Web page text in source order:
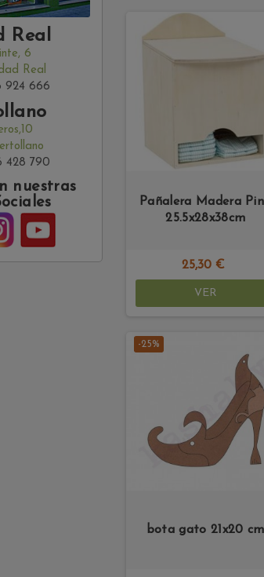
Real
6
Real
924 666
428 790
nuestras
Pañalera Madera
25.5x28x38cm
25,30 €
VER
-25%
bota gato 21x20 cm